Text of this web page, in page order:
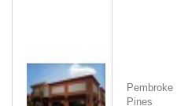
Pembroke
Pines